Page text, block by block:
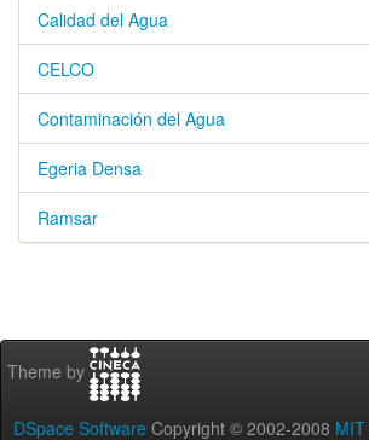
Calidad del Agua
CELCO
Contaminación del Agua
Egeria Densa
Ramsar
Theme by
DSpace Software Copyright © 2002-2008 MIT